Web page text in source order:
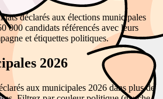
déclarés aux élections municipales
000 candidats référencés avec leurs
et étiquettes politiques.
2026
aux municipales 2026 dans plus de